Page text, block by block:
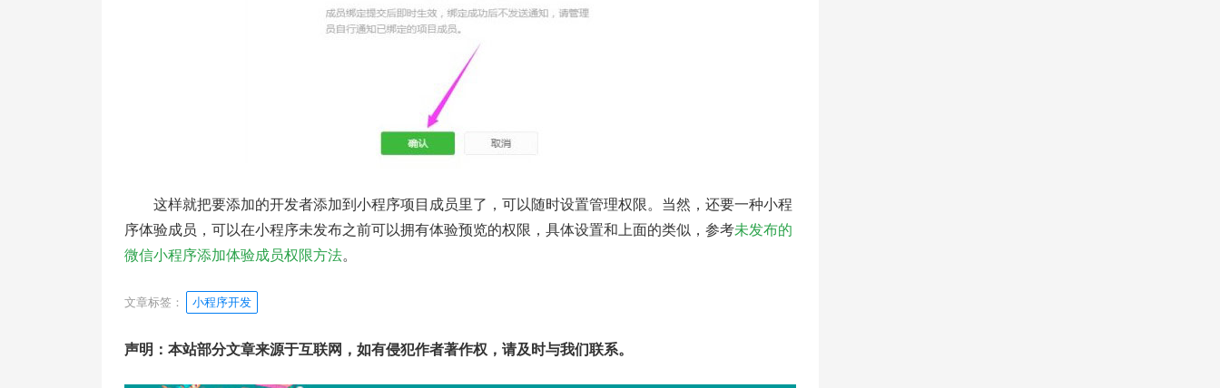
这样就把要添加的开发者添加到小程序项目成员里了，可以随时设置管理权限。当然，还要一种小程
序体验成员，可以在小程序未发布之前可以拥有体验预览的权限，具体设置和上面的类似，参考未发布的
微信小程序添加体验成员权限方法。
文章标签： 小程序开发
声明：本站部分文章来源于互联网，如有侵犯作者著作权，请及时与我们联系。